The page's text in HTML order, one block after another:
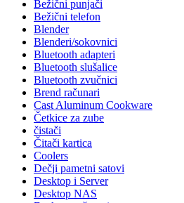
Bežični punjači
Bežični telefon
Blender
Blenderi/sokovnici
Bluetooth adapteri
Bluetooth slušalice
Bluetooth zvučnici
Brend računari
Cast Aluminum Cookware
Četkice za zube
čistači
Čitači kartica
Coolers
Dečji pametni satovi
Desktop i Server
Desktop NAS